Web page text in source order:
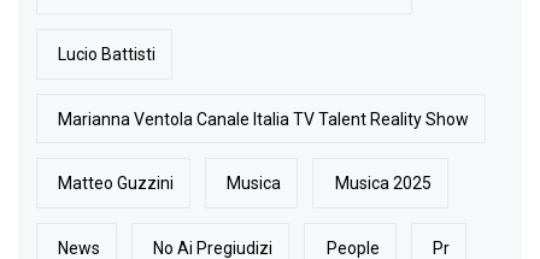
Lucio Battisti
Marianna Ventola Canale Italia TV Talent Reality Show
Matteo Guzzini Musica Musica 2025
News No Ai Pregiudizi People Pr